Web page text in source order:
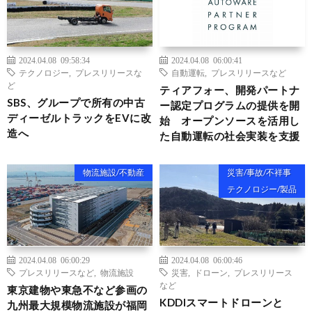
2024.04.08 09:58:34
テクノロジー
プレスリリースな
ど
SBS、グループで所有の中古
ディーゼルトラックをEVに改
造へ
2024.04.08 06:00:41
自動運転
プレスリリースなど
ティアフォー、開発パートナ
ー認定プログラムの提供を開
始 オープンソースを活用し
た自動運転の社会実装を支援
物流施設/不動産
2024.04.08 06:00:29
プレスリリースなど
物流施設
東京建物や東急不など参画の
九州最大規模物流施設が福岡
災害/事故/不祥事
テクノロジー/製品
2024.04.08 06:00:46
災害
ドローン
プレスリリース
など
KDDIスマートドローンと